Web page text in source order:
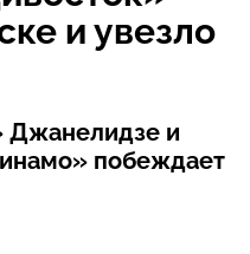
и увезло
и
побеждает